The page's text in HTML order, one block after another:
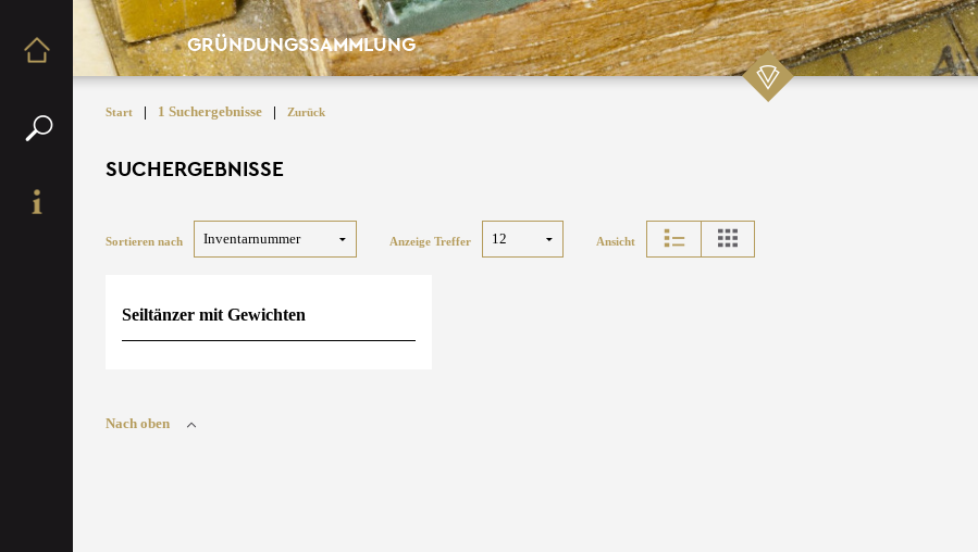
GRÜNDUNGSSAMMLUNG
Start | 1 Suchergebnisse | Zurück
SUCHERGEBNISSE
Sortieren nach Anzeige Treffer Ansicht
Seiltänzer mit Gewichten
Nach oben